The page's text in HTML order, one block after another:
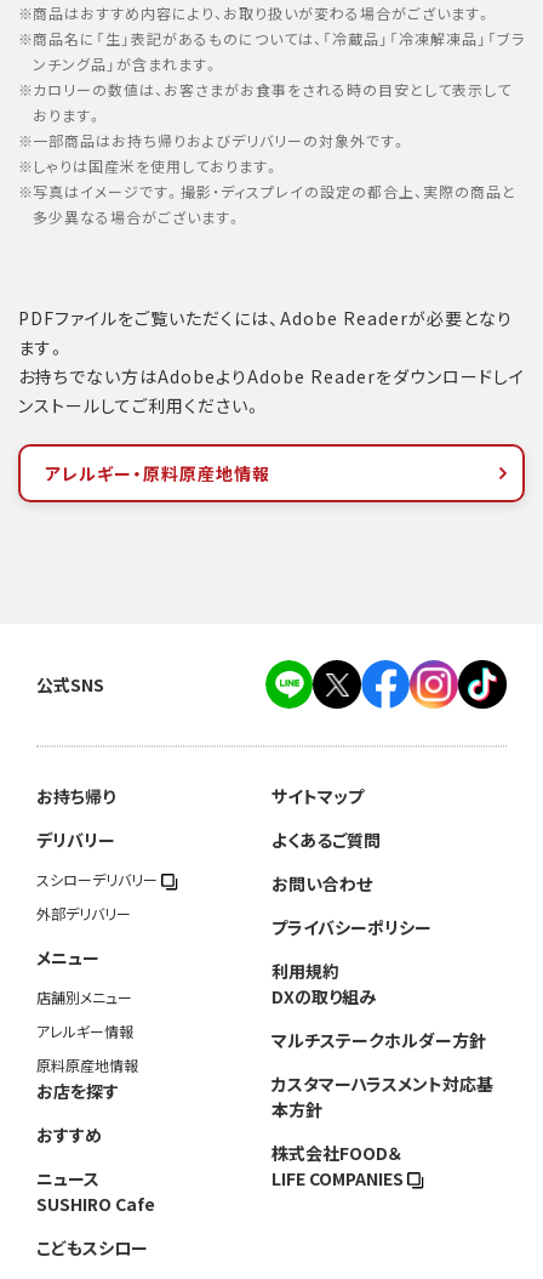
商品はおすすめ内容により、お取り扱いが変わる場合がございます。
商品名に「生」表記があるものについては、「冷蔵品」「冷凍解凍品」「ブラ
ンチング品」が含まれます。
カロリーの数値は、お客さまがお食事をされる時の目安として表示して
おります。
一部商品はお持ち帰りおよびデリバリーの対象外です。
しゃりは国産米を使用しております。
写真はイメージです。撮影・ディスプレイの設定の都合上、実際の商品と
多少異なる場合がございます。
PDFファイルをご覧いただくには、Adobe Readerが必要となり
ます。
お持ちでない方はAdobeよりAdobe Readerをダウンロードしイ
ンストールしてご利用ください。
アレルギー・原料原産地情報
公式SNS
お持ち帰り
デリバリー
スシローデリバリー
外部デリバリー
メニュー
店舗別メニュー
アレルギー情報
原料原産地情報
お店を探す
おすすめ
ニュース
SUSHIRO Cafe
こどもスシロー
サイトマップ
よくあるご質問
お問い合わせ
プライバシーポリシー
利用規約
DXの取り組み
マルチステークホルダー方針
カスタマーハラスメント対応基
本方針
株式会社FOOD＆
LIFE COMPANIES